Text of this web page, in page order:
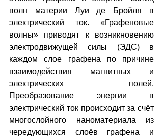
волн материи Луи де Бройля в
электрический ток. «Графеновые
волны» приводят к возникновению
электродвижущей силы (ЭДС) в
каждом слое графена по причине
взаимодействия магнитных и
электрических полей.
Преобразование энергии в
электрический ток происходит за счёт
многослойного наноматериала из
чередующихся слоёв графена и